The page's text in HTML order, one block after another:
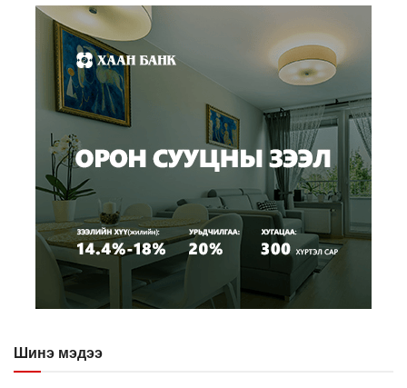
Шинэ мэдээ